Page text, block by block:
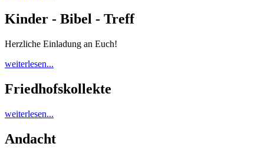
Kinder - Bibel - Treff
Herzliche Einladung an Euch!
weiterlesen...
Friedhofskollekte
weiterlesen...
Andacht